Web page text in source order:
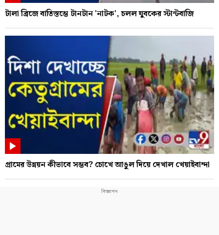
টালা ব্রিজে বাতিস্তম্ভে টানটান 'নাটক', চলল যুবকের স্টান্টবাজি
গ্রামের উন্নয়ন কীভাবে সম্ভব? চোখে আঙুল দিয়ে দেখাল খেয়াইবান্দা